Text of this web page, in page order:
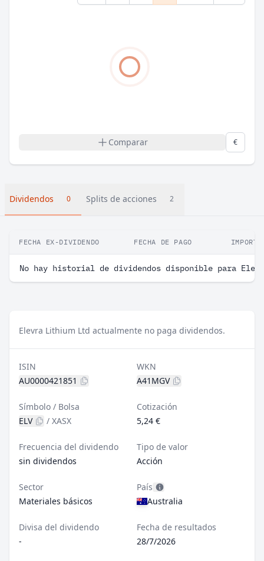
Comparar €
Dividendos 0 Splits de acciones 2
FECHA EX-DIVIDENDO FECHA DE PAGO IMPORTE
No hay historial de dividendos disponible para
Elevra Lithium Ltd actualmente no paga dividendos.
ISIN
AU0000421851
WKN
A41MGV
Símbolo / Bolsa
ELV
/ XASX
Cotización
5,24 €
Frecuencia del dividendo
sin dividendos
Tipo de valor
Acción
Sector
Materiales básicos
País
Australia
Divisa del dividendo
-
Fecha de resultados
28/7/2026